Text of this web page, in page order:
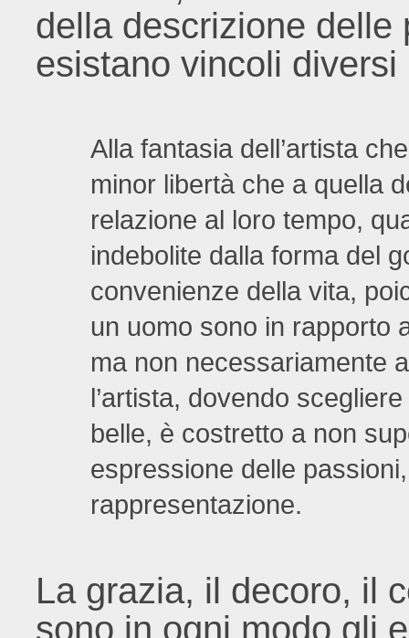
della descrizione delle
esistano vincoli diversi
Alla fantasia dell’artista
minor libertà che a quella
relazione al loro tempo,
indebolite dalla forma del
convenienze della vita,
un uomo sono in rapporto
ma non necessariamente
l’artista, dovendo
belle, è costretto a non
espressione delle
rappresentazione.
La grazia, il decoro, il
sono in ogni modo gli